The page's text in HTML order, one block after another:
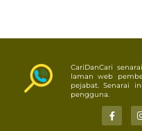
CariDanCari
laman web
pejabat. Senarai
pengguna.